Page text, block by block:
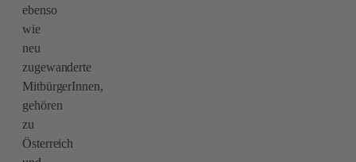
ebenso
wie
neu
zugewanderte
MitbürgerInnen,
gehören
zu
Österreich